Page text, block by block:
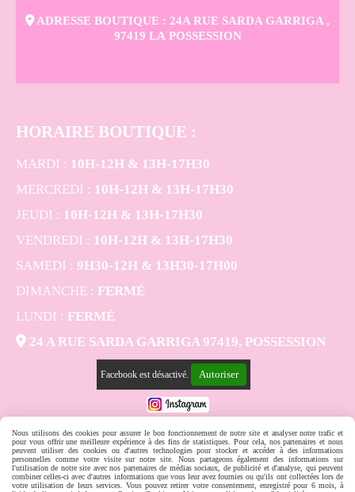
 ADRESSE BOUTIQUE : 24A RUE SARDA GARRIGA ,
97419 LA POSSESSION
HORAIRE BOUTIQUE :
MARDI : 10H-12H & 13H-17H30
MERCREDI : 10H-12H & 13H-17H30
JEUDI : 10H-12H & 13H-17H30
VENDREDI : 10H-12H & 13H-17H30
SAMEDI : 9H30-12H & 13H30-17H00
DIMANCHE : FERMÉ
LUNDI : FERMÉ
 24 A RUE SARDA GARRIGA 97419, POSSESSION
Facebook est désactivé. Autoriser
MENTIONS LÉGALES CONDITIONS GÉNÉRALES DE VENTE SE RÉTRACTER POLITIQUE DE CONFIDENTIALITÉ GESTION COOKIES MON COMPTE
CRÉER UN SITE INTERNET
Nous utilisons des cookies pour assurer le bon fonctionnement de notre site et analyser notre trafic et
pour vous offrir une meilleure expérience à des fins de statistiques. Pour cela, nos partenaires et nous
peuvent utiliser des cookies ou d'autres technologies pour stocker et accéder à des informations
personnelles comme votre visite sur notre site. Nous partageons également des informations sur
l'utilisation de notre site avec nos partenaires de médias sociaux, de publicité et d'analyse, qui peuvent
combiner celles-ci avec d'autres informations que vous leur avez fournies ou qu'ils ont collectées lors de
votre utilisation de leurs services. Vous pouvez retirer votre consentement, enregistré pour 6 mois, à